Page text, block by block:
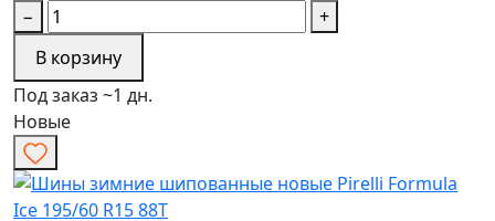
−
+
В корзину
Под заказ ~1 дн.
Новые